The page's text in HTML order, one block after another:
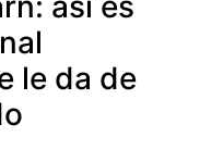
le da de